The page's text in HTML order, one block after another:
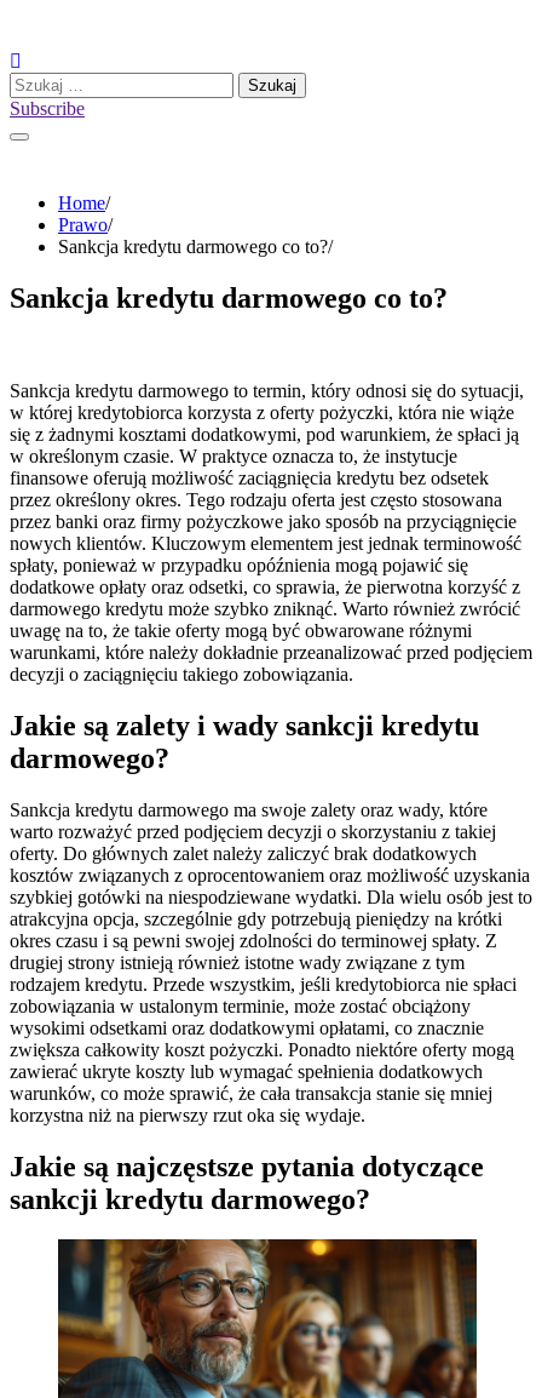
content
Szukaj:
Subscribe
Home
Prawo
Sankcja kredytu darmowego co to?
Sankcja kredytu darmowego co to?
Sankcja kredytu darmowego to termin, który odnosi się do sytuacji,
w której kredytobiorca korzysta z oferty pożyczki, która nie wiąże
się z żadnymi kosztami dodatkowymi, pod warunkiem, że spłaci ją
w określonym czasie. W praktyce oznacza to, że instytucje
finansowe oferują możliwość zaciągnięcia kredytu bez odsetek
przez określony okres. Tego rodzaju oferta jest często stosowana
przez banki oraz firmy pożyczkowe jako sposób na przyciągnięcie
nowych klientów. Kluczowym elementem jest jednak terminowość
spłaty, ponieważ w przypadku opóźnienia mogą pojawić się
dodatkowe opłaty oraz odsetki, co sprawia, że pierwotna korzyść z
darmowego kredytu może szybko zniknąć. Warto również zwrócić
uwagę na to, że takie oferty mogą być obwarowane różnymi
warunkami, które należy dokładnie przeanalizować przed podjęciem
decyzji o zaciągnięciu takiego zobowiązania.
Jakie są zalety i wady sankcji kredytu
darmowego?
Sankcja kredytu darmowego ma swoje zalety oraz wady, które
warto rozważyć przed podjęciem decyzji o skorzystaniu z takiej
oferty. Do głównych zalet należy zaliczyć brak dodatkowych
kosztów związanych z oprocentowaniem oraz możliwość uzyskania
szybkiej gotówki na niespodziewane wydatki. Dla wielu osób jest to
atrakcyjna opcja, szczególnie gdy potrzebują pieniędzy na krótki
okres czasu i są pewni swojej zdolności do terminowej spłaty. Z
drugiej strony istnieją również istotne wady związane z tym
rodzajem kredytu. Przede wszystkim, jeśli kredytobiorca nie spłaci
zobowiązania w ustalonym terminie, może zostać obciążony
wysokimi odsetkami oraz dodatkowymi opłatami, co znacznie
zwiększa całkowity koszt pożyczki. Ponadto niektóre oferty mogą
zawierać ukryte koszty lub wymagać spełnienia dodatkowych
warunków, co może sprawić, że cała transakcja stanie się mniej
korzystna niż na pierwszy rzut oka się wydaje.
Jakie są najczęstsze pytania dotyczące
sankcji kredytu darmowego?